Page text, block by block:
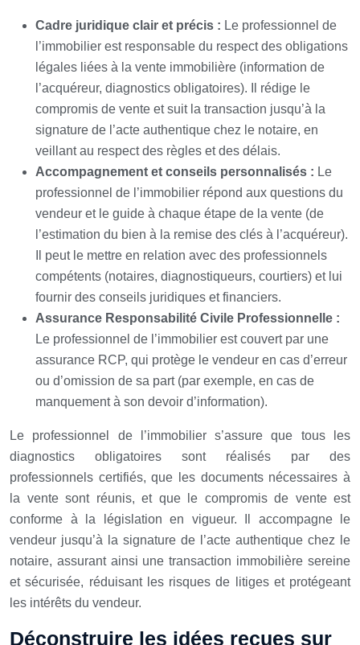
Cadre juridique clair et précis : Le professionnel de
l’immobilier est responsable du respect des obligations
légales liées à la vente immobilière (information de
l’acquéreur, diagnostics obligatoires). Il rédige le
compromis de vente et suit la transaction jusqu’à la
signature de l’acte authentique chez le notaire, en
veillant au respect des règles et des délais.
Accompagnement et conseils personnalisés : Le
professionnel de l’immobilier répond aux questions du
vendeur et le guide à chaque étape de la vente (de
l’estimation du bien à la remise des clés à l’acquéreur).
Il peut le mettre en relation avec des professionnels
compétents (notaires, diagnostiqueurs, courtiers) et lui
fournir des conseils juridiques et financiers.
Assurance Responsabilité Civile Professionnelle :
Le professionnel de l’immobilier est couvert par une
assurance RCP, qui protège le vendeur en cas d’erreur
ou d’omission de sa part (par exemple, en cas de
manquement à son devoir d’information).
Le professionnel de l’immobilier s’assure que tous les
diagnostics obligatoires sont réalisés par des
professionnels certifiés, que les documents nécessaires à
la vente sont réunis, et que le compromis de vente est
conforme à la législation en vigueur. Il accompagne le
vendeur jusqu’à la signature de l’acte authentique chez le
notaire, assurant ainsi une transaction immobilière sereine
et sécurisée, réduisant les risques de litiges et protégeant
les intérêts du vendeur.
Déconstruire les idées reçues sur